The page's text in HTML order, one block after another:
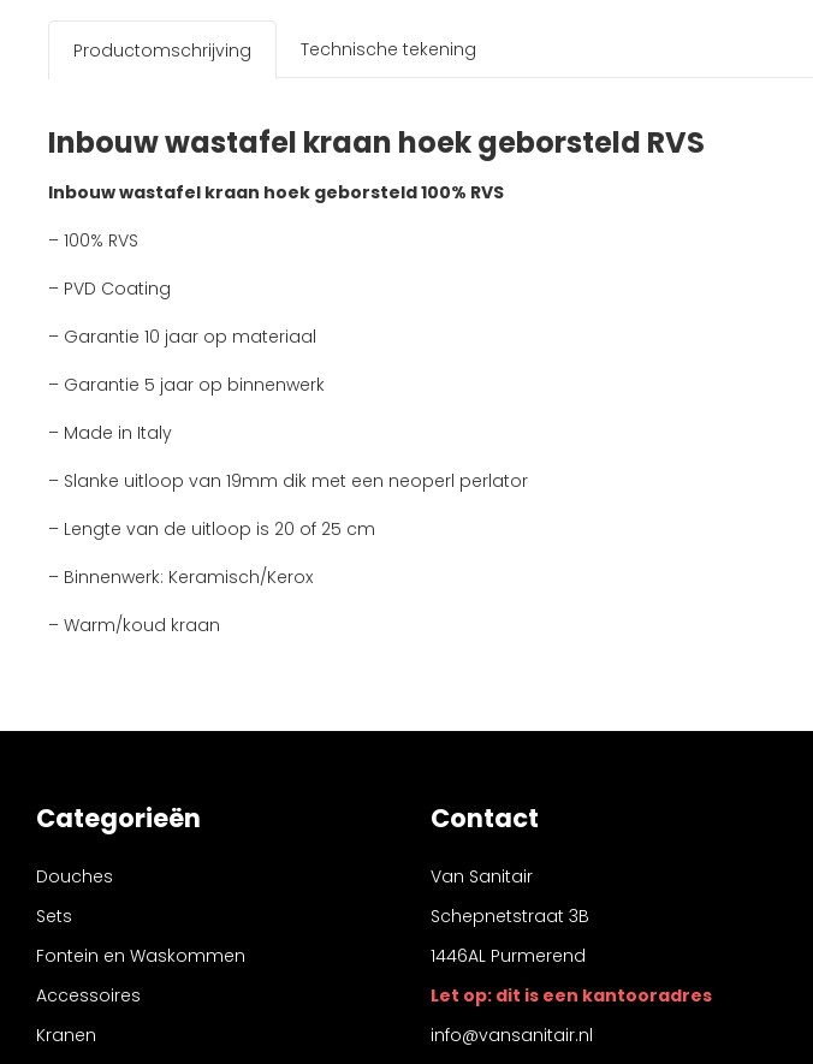
Productomschrijving Technische tekening
Inbouw wastafel kraan hoek geborsteld RVS
Inbouw wastafel kraan hoek geborsteld 100% RVS
– 100% RVS
– PVD Coating
– Garantie 10 jaar op materiaal
– Garantie 5 jaar op binnenwerk
– Made in Italy
– Slanke uitloop van 19mm dik met een neoperl perlator
– Lengte van de uitloop is 20 of 25 cm
– Binnenwerk: Keramisch/Kerox
– Warm/koud kraan
Categorieën
Douches
Sets
Fontein en Waskommen
Accessoires
Kranen
Contact
Van Sanitair
Schepnetstraat 3B
1446AL Purmerend
Let op: dit is een kantooradres
info@vansanitair.nl